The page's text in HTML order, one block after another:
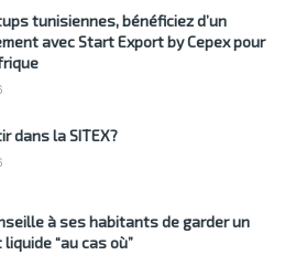
tunisiennes, bénéficiez d’un
avec Start Export by Cepex pour
dans la SITEX?
à ses habitants de garder un
“au cas où”